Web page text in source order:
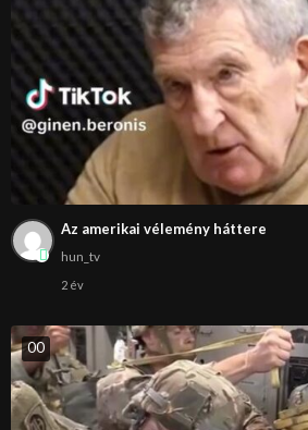
Az amerikai vélemény háttere
hun_tv
2 év
00